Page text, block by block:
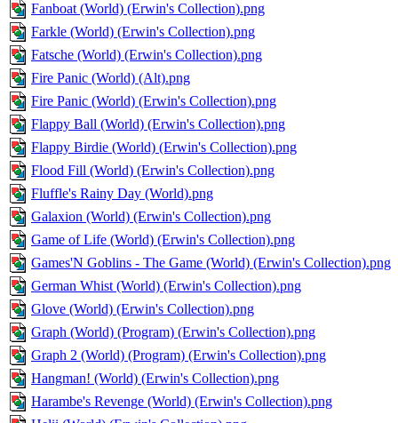
Fanboat (World) (Erwin's Collection).png
Farkle (World) (Erwin's Collection).png
Fatsche (World) (Erwin's Collection).png
Fire Panic (World) (Alt).png
Fire Panic (World) (Erwin's Collection).png
Flappy Ball (World) (Erwin's Collection).png
Flappy Birdie (World) (Erwin's Collection).png
Flood Fill (World) (Erwin's Collection).png
Fluffle's Rainy Day (World).png
Galaxion (World) (Erwin's Collection).png
Game of Life (World) (Erwin's Collection).png
Games'N Goblins - The Game (World) (Erwin's Collection).png
German Whist (World) (Erwin's Collection).png
Glove (World) (Erwin's Collection).png
Graph (World) (Program) (Erwin's Collection).png
Graph 2 (World) (Program) (Erwin's Collection).png
Hangman! (World) (Erwin's Collection).png
Harambe's Revenge (World) (Erwin's Collection).png